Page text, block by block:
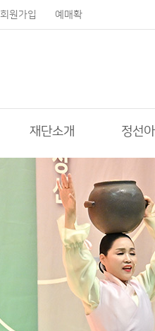
회원가입 예매확
재단소개 정선